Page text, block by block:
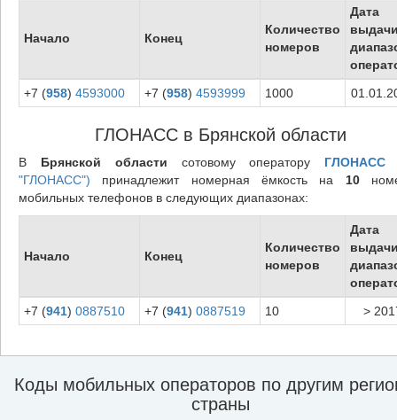
Начало Конец
Количество
номеров
Дата
+7 (958) 4593000 +7 (958) 4593999 1000
ГЛОНАСС в Брянской области
В Брянской области сотовому оператору ГЛОНАСС
"ГЛОНАСС") принадлежит номерная ёмкость на 10
мобильных телефонов в следующих диапазонах:
Начало Конец
Количество
номеров
Дата
+7 (941) 0887510 +7 (941) 0887519 10 >
Коды мобильных операторов по другим
страны